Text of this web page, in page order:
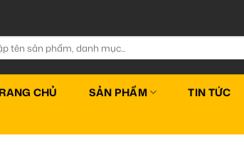
CHỦ SẢN PHẨM TIN TỨC